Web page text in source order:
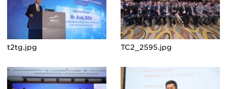
t2tg.jpg TC2_2595.jpg